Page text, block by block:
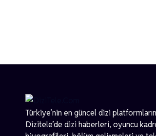
Türkiye’nin en güncel dizi
Dizitele’de dizi haberleri, oyuncu